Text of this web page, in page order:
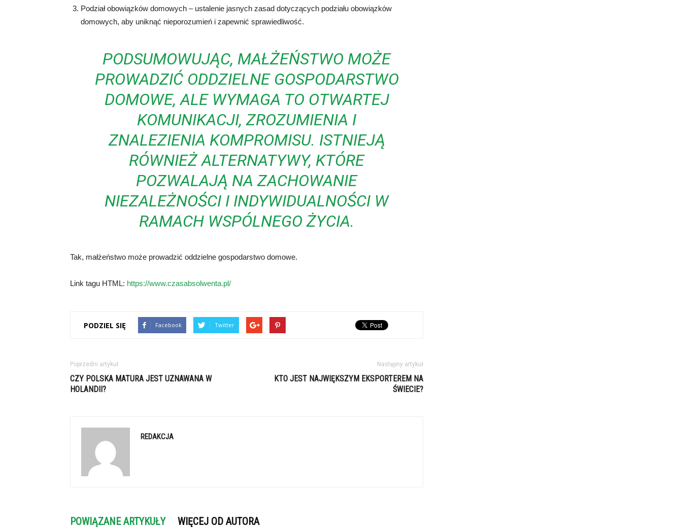
Podział obowiązków domowych – ustalenie jasnych zasad dotyczących podziału obowiązków
domowych, aby uniknąć nieporozumień i zapewnić sprawiedliwość.
PODSUMOWUJĄC, MAŁŻEŃSTWO MOŻE
PROWADZIĆ ODDZIELNE GOSPODARSTWO
DOMOWE, ALE WYMAGA TO OTWARTEJ
KOMUNIKACJI, ZROZUMIENIA I
ZNALEZIENIA KOMPROMISU. ISTNIEJĄ
RÓWNIEŻ ALTERNATYWY, KTÓRE
POZWALAJĄ NA ZACHOWANIE
NIEZALEŻNOŚCI I INDYWIDUALNOŚCI W
RAMACH WSPÓLNEGO ŻYCIA.
Tak, małżeństwo może prowadzić oddzielne gospodarstwo domowe.
Link tagu HTML: https://www.czasabsolwenta.pl/
PODZIEL SIĘ Facebook Twitter
Poprzedni artykuł
CZY POLSKA MATURA JEST UZNAWANA W
HOLANDII?
Następny artykuł
KTO JEST NAJWIĘKSZYM EKSPORTEREM NA
ŚWIECIE?
REDAKCJA
POWIĄZANE ARTYKUŁY WIĘCEJ OD AUTORA